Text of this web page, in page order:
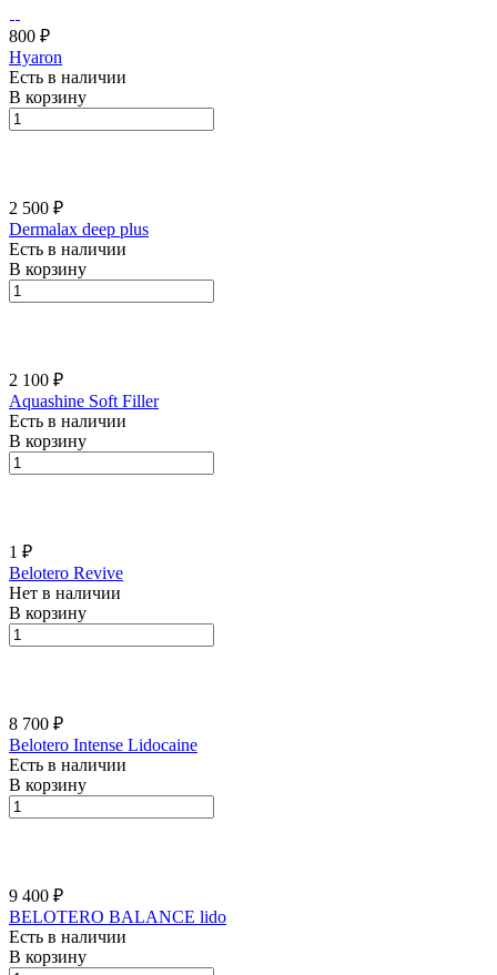
800 ₽
Hyaron
Есть в наличии
В корзину
2 500 ₽
Dermalax deep plus
Есть в наличии
В корзину
2 100 ₽
Aquashine Soft Filler
Есть в наличии
В корзину
1 ₽
Belotero Revive
Нет в наличии
В корзину
8 700 ₽
Belotero Intense Lidocaine
Есть в наличии
В корзину
9 400 ₽
BELOTERO BALАNCE lido
Есть в наличии
В корзину